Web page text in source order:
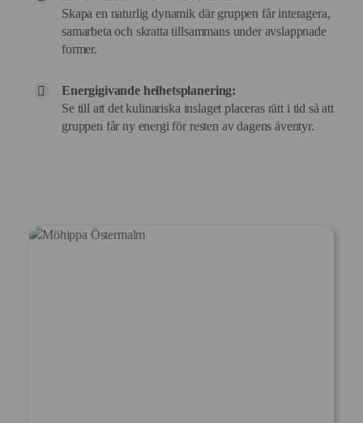
Skapa en naturlig dynamik där gruppen får interagera,
samarbeta och skratta tillsammans under avslappnade
former.
Energigivande helhetsplanering:
Se till att det kulinariska inslaget placeras rätt i tid så att
gruppen får ny energi för resten av dagens äventyr.